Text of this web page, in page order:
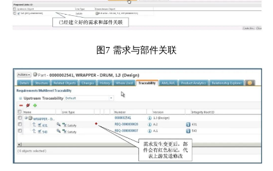
图7 需求与部件关联